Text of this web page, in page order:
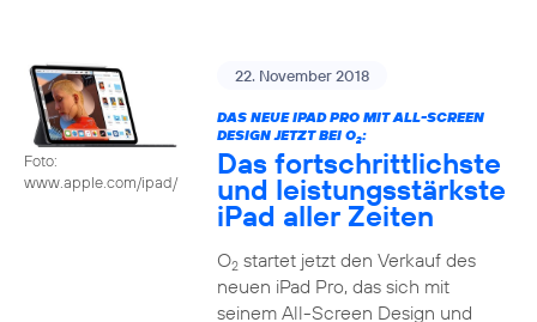
Foto:
www.apple.com/ipad/
22. November 2018
DAS NEUE IPAD PRO MIT ALL-SCREEN
DESIGN JETZT BEI O2:
Das fortschrittlichste
und leistungsstärkste
iPad aller Zeiten
O2startet jetzt den Verkauf des
neuen iPad Pro, das sich mit
seinem All-Screen Design und